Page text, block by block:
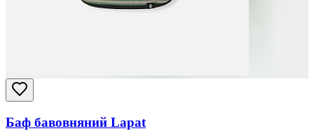
Баф бавовняний Lapat